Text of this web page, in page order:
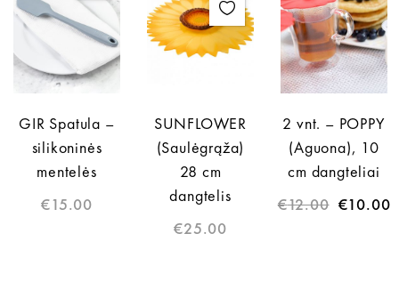
GIR Spatula –
silikoninės
mentelės
€15.00
SUNFLOWER
(Saulėgrąža)
28 cm
dangtelis
€25.00
2 vnt. – POPPY
(Aguona), 10
cm dangteliai
€12.00 €10.00